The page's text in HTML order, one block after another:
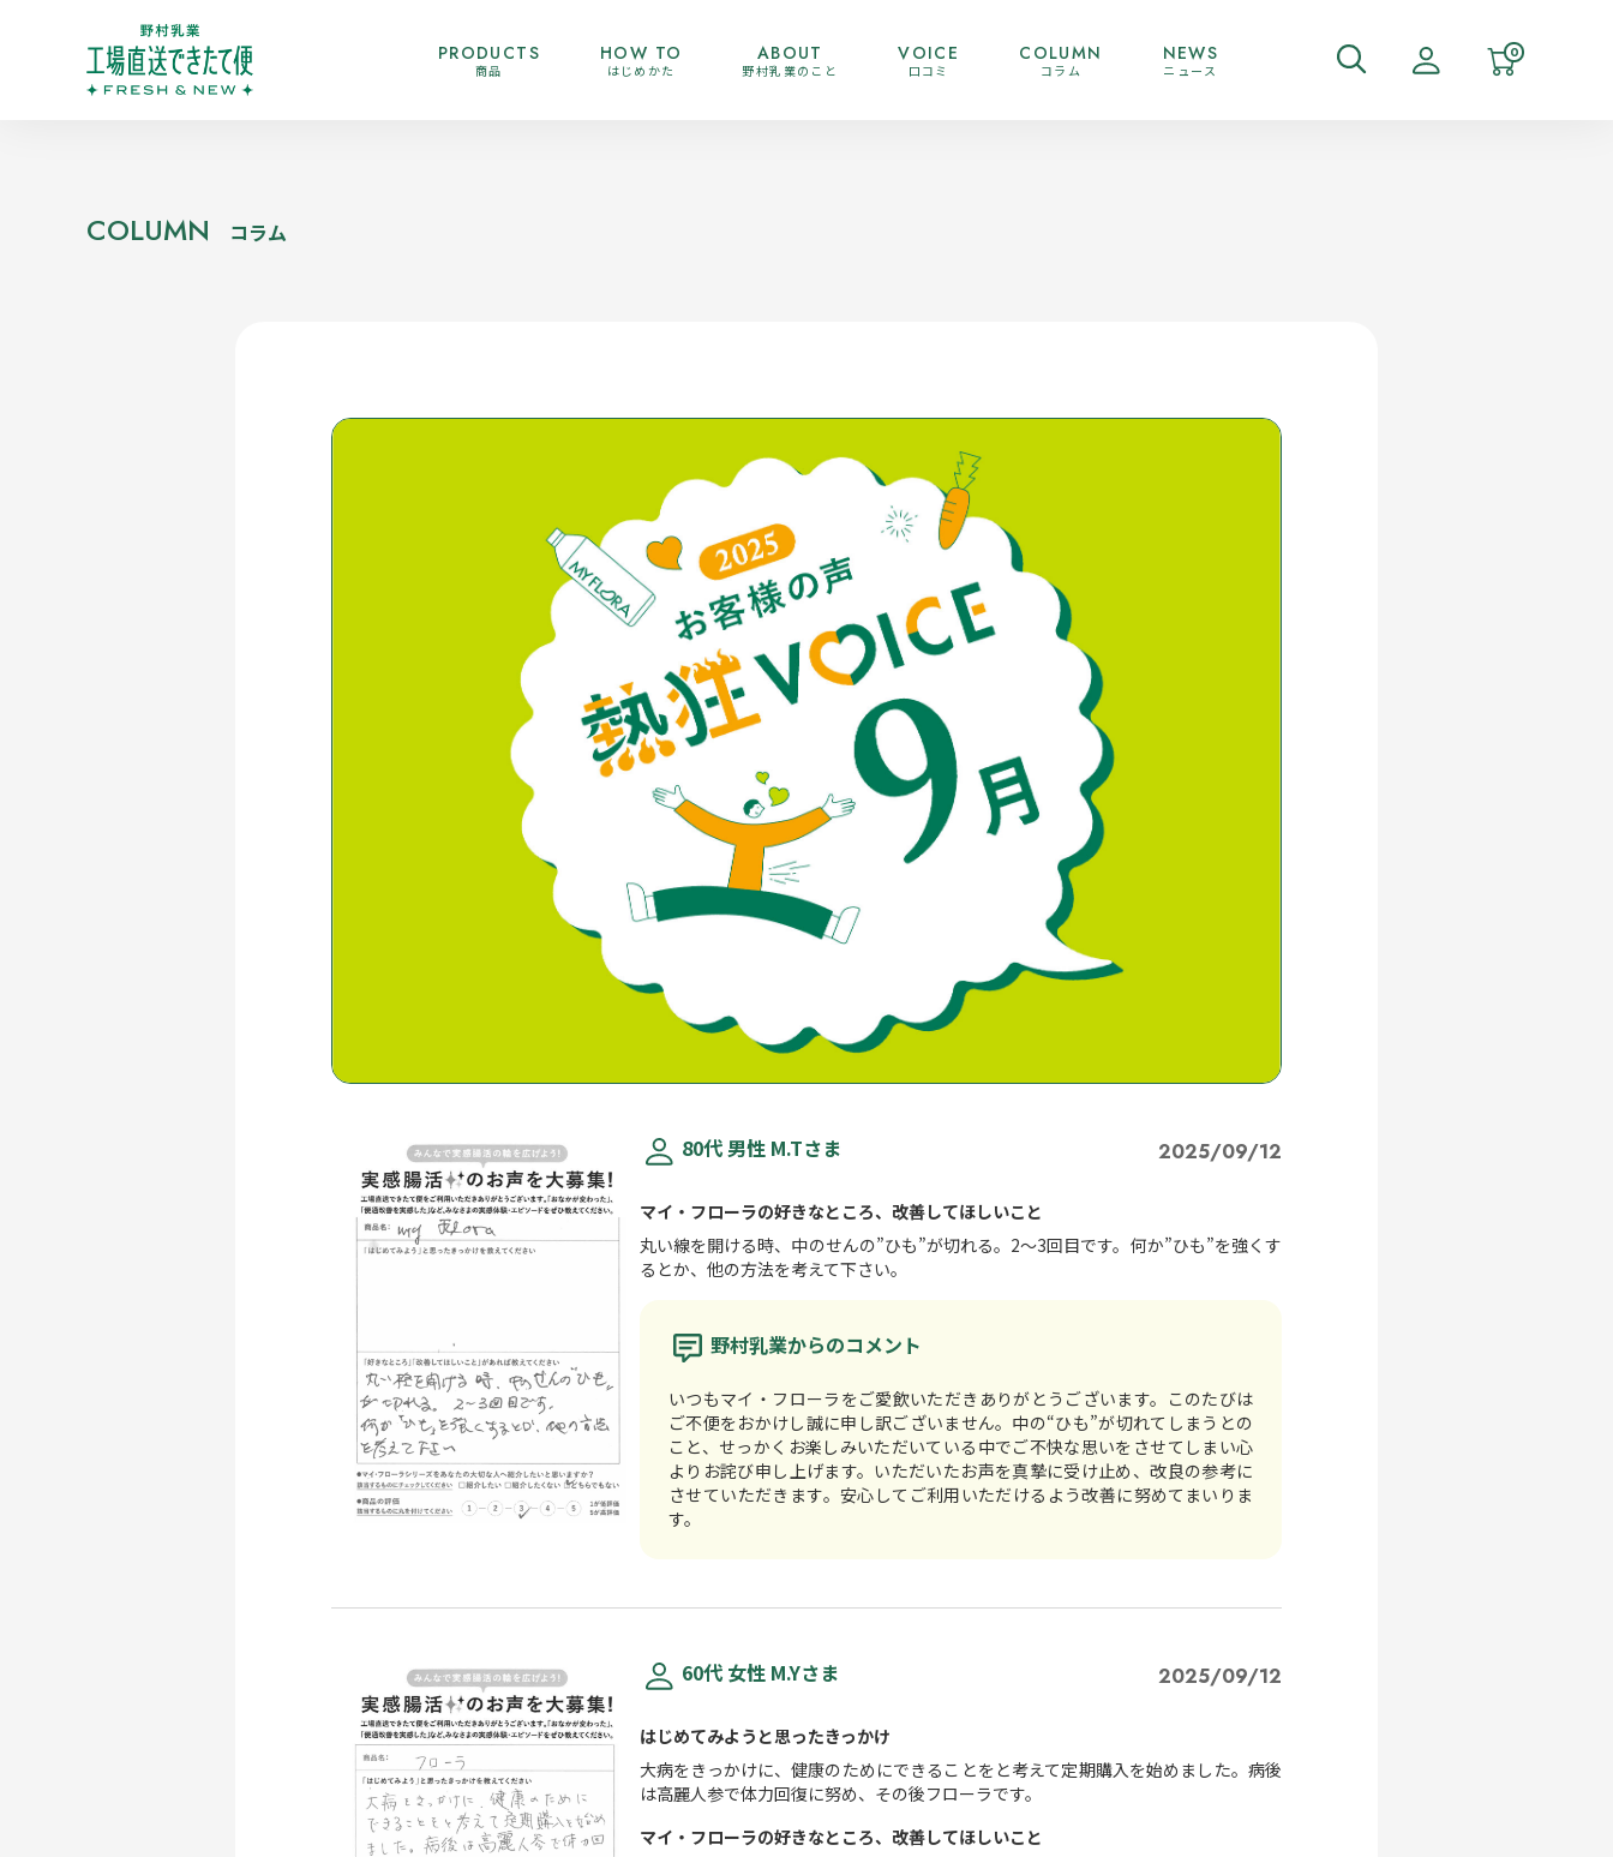
PRODUCTS
商品
HOW TO
はじめかた
ABOUT
野村乳業のこと
VOICE
口コミ
COLUMN
コラム
NEWS
ニュース
0
COLUMN コラム
80代 男性 M.Tさま 2025/09/12
マイ・フローラの好きなところ、改善してほしいこと
丸い線を開ける時、中のせんの”ひも”が切れる。2～3回目です。何か”ひも”を強くす
るとか、他の方法を考えて下さい。
野村乳業からのコメント
いつもマイ・フローラをご愛飲いただきありがとうございます。このたびは
ご不便をおかけし誠に申し訳ございません。中の“ひも”が切れてしまうとの
こと、せっかくお楽しみいただいている中でご不快な思いをさせてしまい心
よりお詫び申し上げます。いただいたお声を真摯に受け止め、改良の参考に
させていただきます。安心してご利用いただけるよう改善に努めてまいりま
す。
60代 女性 M.Yさま 2025/09/12
はじめてみようと思ったきっかけ
大病をきっかけに、健康のためにできることをと考えて定期購入を始めました。病後
は高麗人参で体力回復に努め、その後フローラです。
マイ・フローラの好きなところ、改善してほしいこと